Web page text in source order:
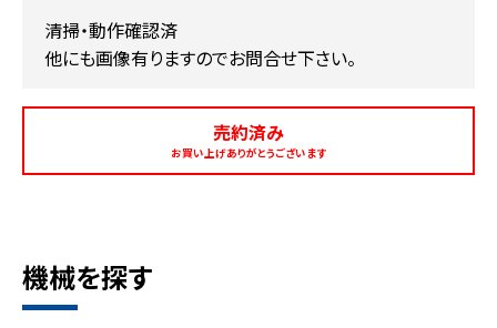
清掃・動作確認済
他にも画像有りますのでお問合せ下さい。
売約済み
お買い上げありがとうございます
機械を探す